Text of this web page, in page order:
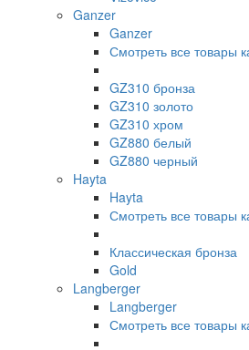
Ganzer
Ganzer
Смотреть все товары
GZ310 бронза
GZ310 золото
GZ310 хром
GZ880 белый
GZ880 черный
Hayta
Hayta
Смотреть все товары
Классическая бронза
Gold
Langberger
Langberger
Смотреть все товары